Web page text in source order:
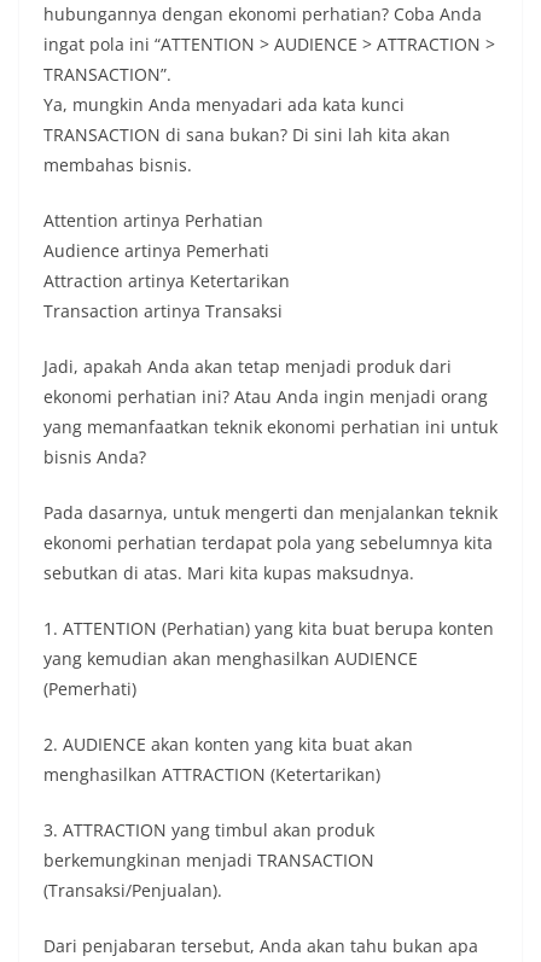
hubungannya dengan ekonomi perhatian? Coba Anda
ingat pola ini “ATTENTION > AUDIENCE > ATTRACTION >
TRANSACTION”.
Ya, mungkin Anda menyadari ada kata kunci
TRANSACTION di sana bukan? Di sini lah kita akan
membahas bisnis.
Attention artinya Perhatian
Audience artinya Pemerhati
Attraction artinya Ketertarikan
Transaction artinya Transaksi
Jadi, apakah Anda akan tetap menjadi produk dari
ekonomi perhatian ini? Atau Anda ingin menjadi orang
yang memanfaatkan teknik ekonomi perhatian ini untuk
bisnis Anda?
Pada dasarnya, untuk mengerti dan menjalankan teknik
ekonomi perhatian terdapat pola yang sebelumnya kita
sebutkan di atas. Mari kita kupas maksudnya.
1. ATTENTION (Perhatian) yang kita buat berupa konten
yang kemudian akan menghasilkan AUDIENCE
(Pemerhati)
2. AUDIENCE akan konten yang kita buat akan
menghasilkan ATTRACTION (Ketertarikan)
3. ATTRACTION yang timbul akan produk
berkemungkinan menjadi TRANSACTION
(Transaksi/Penjualan).
Dari penjabaran tersebut, Anda akan tahu bukan apa